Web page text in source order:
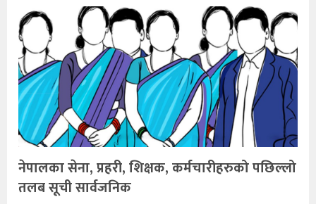
नेपालका सेना, प्रहरी, शिक्षक, कर्मचारीहरुको पछिल्लो
तलब सूची सार्वजनिक